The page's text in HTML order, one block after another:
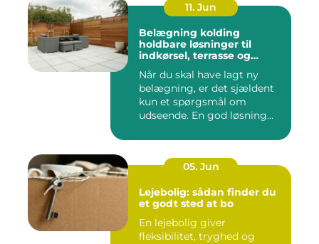
11. Jun
Belægning kolding
holdbare løsninger til
indkørsel, terrasse og
Når du skal have lagt ny
belægning, er det sjældent
kun et spørgsmål om
udseende. En god løsning
05. Jun
Lejebolig: sådan finder du
et godt sted at bo
En lejebolig giver
fleksibilitet, tryghed og